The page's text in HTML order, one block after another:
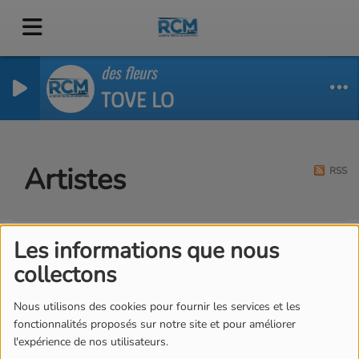
Les informations que nous
collectons
Nous utilisons des cookies pour fournir les services et les
fonctionnalités proposés sur notre site et pour améliorer
l'expérience de nos utilisateurs.
des fleurs
TOVE LO
Artistes RSS
Tous 0-9 A B C D E F G H
K
L M N
Y Z